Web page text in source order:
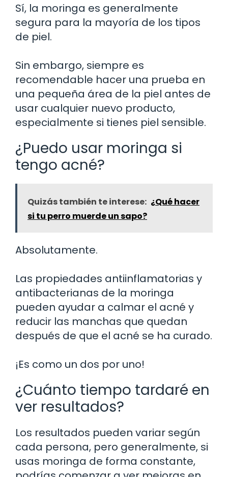
Sí, la moringa es generalmente
segura para la mayoría de los tipos
de piel.
Sin embargo, siempre es
recomendable hacer una prueba en
una pequeña área de la piel antes de
usar cualquier nuevo producto,
especialmente si tienes piel sensible.
¿Puedo usar moringa si
tengo acné?
Quizás también te interese: ¿Qué hacer
si tu perro muerde un sapo?
Absolutamente.
Las propiedades antiinflamatorias y
antibacterianas de la moringa
pueden ayudar a calmar el acné y
reducir las manchas que quedan
después de que el acné se ha curado.
¡Es como un dos por uno!
¿Cuánto tiempo tardaré en
ver resultados?
Los resultados pueden variar según
cada persona, pero generalmente, si
usas moringa de forma constante,